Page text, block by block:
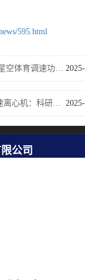
595.html
xk星空体育: xk星空体育调速功能的应用价值
xk星空体育:高速离心机：科研与医疗的核心工具
公司